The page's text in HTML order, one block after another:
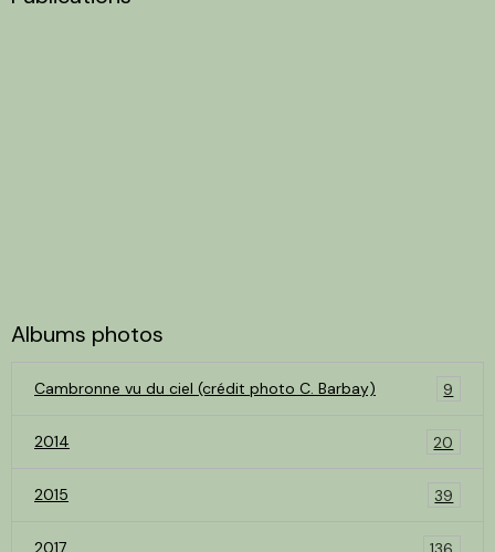
Albums photos
Cambronne vu du ciel (crédit photo C. Barbay) 9
2014 20
2015 39
2017